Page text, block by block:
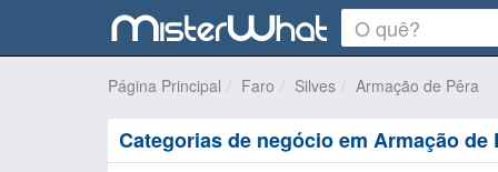
Página Principal Faro Silves Armação de Pêra
Categorias de negócio em Armação de